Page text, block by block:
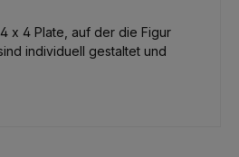
x 4 Plate, auf der die Figur
individuell gestaltet und